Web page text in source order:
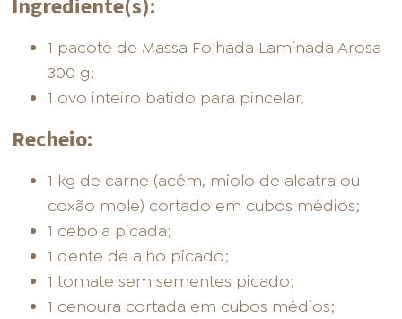
Ingrediente(s):
1 pacote de Massa Folhada Laminada Arosa
300 g;
1 ovo inteiro batido para pincelar.
Recheio:
1 kg de carne (acém, miolo de alcatra ou
coxão mole) cortado em cubos médios;
1 cebola picada;
1 dente de alho picado;
1 tomate sem sementes picado;
1 cenoura cortada em cubos médios;